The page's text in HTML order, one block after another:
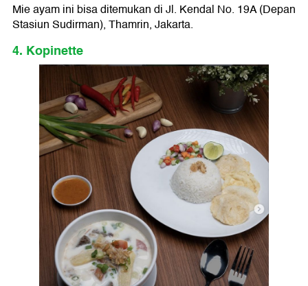
Mie ayam ini bisa ditemukan di Jl. Kendal No. 19A (Depan
Stasiun Sudirman), Thamrin, Jakarta.
4. Kopinette